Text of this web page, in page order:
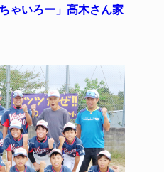
ゃいろー」髙木さん家